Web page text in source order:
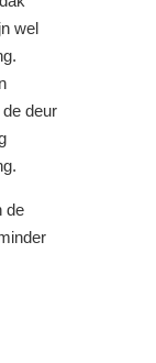
wel
deur
de